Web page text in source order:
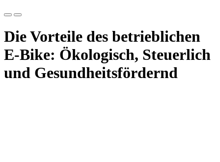
Die Vorteile des betrieblichen
E-Bike: Ökologisch, Steuerlich
und Gesundheitsfördernd